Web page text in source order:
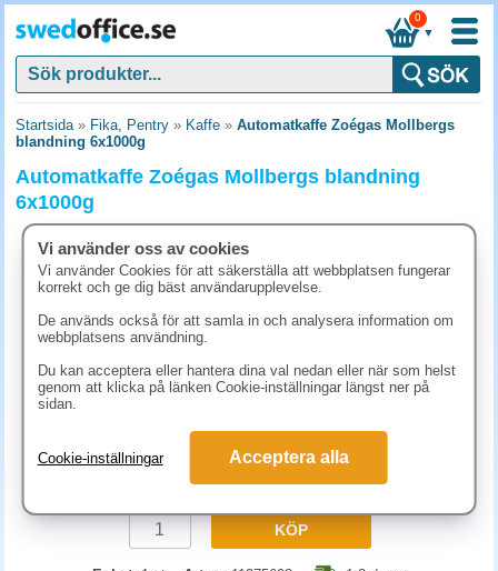
▼
0
Startsida» Fika, Pentry » Kaffe » Automatkaffe Zoégas Mollbergs
blandning 6x1000g
Automatkaffe Zoégas Mollbergs blandning
6x1000g
1822.10 kr (inkl. moms)
KÖP
Vi använder oss av cookies
Vi använder Cookies för att säkerställa att webbplatsen fungerar
korrekt och ge dig bäst användarupplevelse.
De används också för att samla in och analysera information om
webbplatsens användning.
Du kan acceptera eller hantera dina val nedan eller när som helst
genom att klicka på länken Cookie-inställningar längst ner på
sidan.
Cookie-inställningar Acceptera alla